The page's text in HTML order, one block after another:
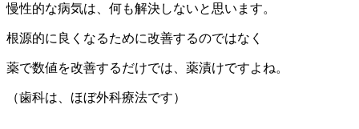
慢性的な病気は、何も解決しないと思います。
根源的に良くなるために改善するのではなく
薬で数値を改善するだけでは、薬漬けですよね。
（歯科は、ほぼ外科療法です）